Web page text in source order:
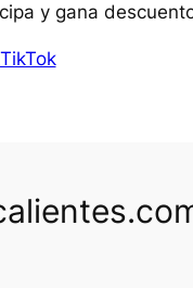
y gana
TikTok